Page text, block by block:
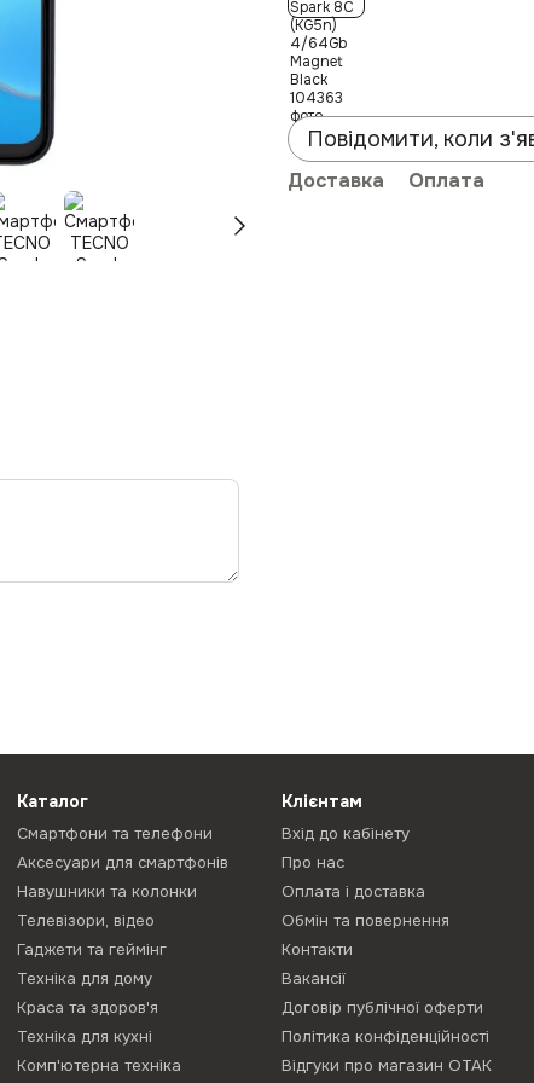
Повідомити, коли
Доставка Оплата
Каталог
Смартфони та телефони
Аксесуари для смартфонів
Навушники та колонки
Телевізори, відео
Гаджети та геймінг
Техніка для дому
Краса та здоров'я
Техніка для кухні
Комп'ютерна техніка
Клієнтам
Вхід до кабінету
Про нас
Оплата і доставка
Обмін та повернення
Контакти
Вакансії
Договір публічної оферти
Політика конфіденційності
Відгуки про магазин ОТАК